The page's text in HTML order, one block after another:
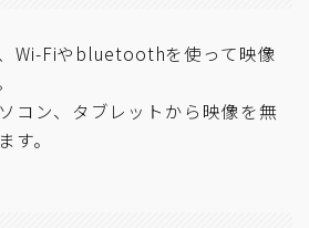
Wi-Fiやbluetoothを使って映像
コン、タブレットから映像を無
す。